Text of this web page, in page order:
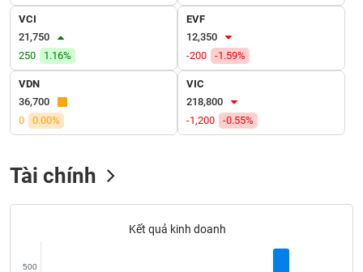
VCI
21,750
250
1.16%
EVF
12,350
-200
-1.59%
VDN
36,700
0
0.00%
VIC
218,800
-1,200
-0.55%
Tài chính
Kết quả kinh doanh
500
BẤT
ĐỘNG
SẢN
Mã
chứng
(-)